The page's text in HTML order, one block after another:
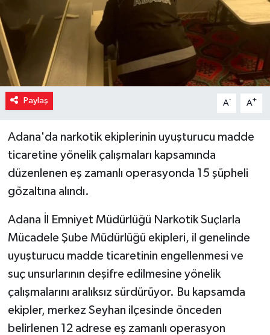
Paylaş A- A+
Adana'da narkotik ekiplerinin uyuşturucu madde
ticaretine yönelik çalışmaları kapsamında
düzenlenen eş zamanlı operasyonda 15 şüpheli
gözaltına alındı.
Adana İl Emniyet Müdürlüğü Narkotik Suçlarla
Mücadele Şube Müdürlüğü ekipleri, il genelinde
uyuşturucu madde ticaretinin engellenmesi ve
suç unsurlarının deşifre edilmesine yönelik
çalışmalarını aralıksız sürdürüyor. Bu kapsamda
ekipler, merkez Seyhan ilçesinde önceden
belirlenen 12 adrese eş zamanlı operasyon